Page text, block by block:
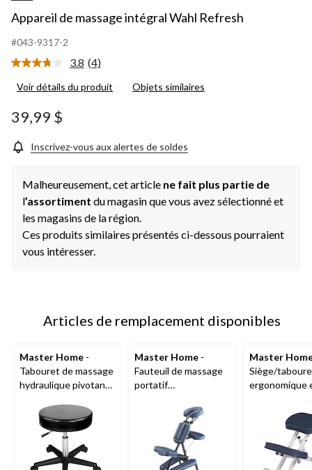
Appareil de massage intégral Wahl Refresh
#043-9317-2
3.8 Lire
4
même
page.
(4)
Voir détails du produit Objets similaires
39,99 $
Inscrivez-vous aux alertes de soldes
Malheureusement, cet article ne fait plus partie de
l’assortiment du magasin que vous avez sélectionné et
les magasins de la région.
Ces produits similaires présentés ci-dessous pourraient
vous intéresser.
Articles de remplacement disponibles
Master Home -
Tabouret de massage
hydraulique pivotant,
Master Home -
Fauteuil de massage
portatif
Master
Siège/
ergonomique